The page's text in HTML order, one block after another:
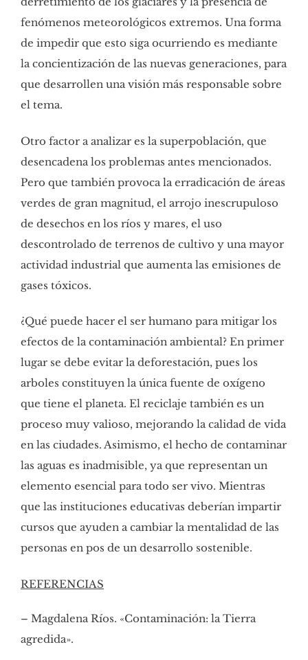
fenómenos meteorológicos extremos. Una forma
de impedir que esto siga ocurriendo es mediante
la concientización de las nuevas generaciones, para
que desarrollen una visión más responsable sobre
el tema.
Otro factor a analizar es la superpoblación, que
desencadena los problemas antes mencionados.
Pero que también provoca la erradicación de áreas
verdes de gran magnitud, el arrojo inescrupuloso
de desechos en los ríos y mares, el uso
descontrolado de terrenos de cultivo y una mayor
actividad industrial que aumenta las emisiones de
gases tóxicos.
¿Qué puede hacer el ser humano para mitigar los
efectos de la contaminación ambiental? En primer
lugar se debe evitar la deforestación, pues los
arboles constituyen la única fuente de oxígeno
que tiene el planeta. El reciclaje también es un
proceso muy valioso, mejorando la calidad de vida
en las ciudades. Asimismo, el hecho de contaminar
las aguas es inadmisible, ya que representan un
elemento esencial para todo ser vivo. Mientras
que las instituciones educativas deberían impartir
cursos que ayuden a cambiar la mentalidad de las
personas en pos de un desarrollo sostenible.
REFERENCIAS
– Magdalena Ríos. «Contaminación: la Tierra
agredida».